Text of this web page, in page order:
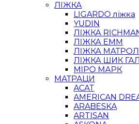
ЛІЖКА
LIGARDO ліжка
YUDIN
ЛІЖКА
ЛІЖКА ЕММ
ЛІЖКА
ЛІЖКА ШИК
МІРО МАРК
МАТРАЦИ
ACAT
AMERICAN
ARABESKA
ARTISAN